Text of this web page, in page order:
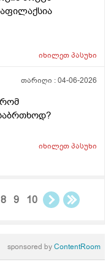
პანთენოლოთ რომ
წულოთ
წვაც მაქ აქა ოქ
ვხმარობ
იხილეთპასუხი
თარიღი :04-06-2026
იხილეთპასუხი
8 9 10
sponsored byContentRoom